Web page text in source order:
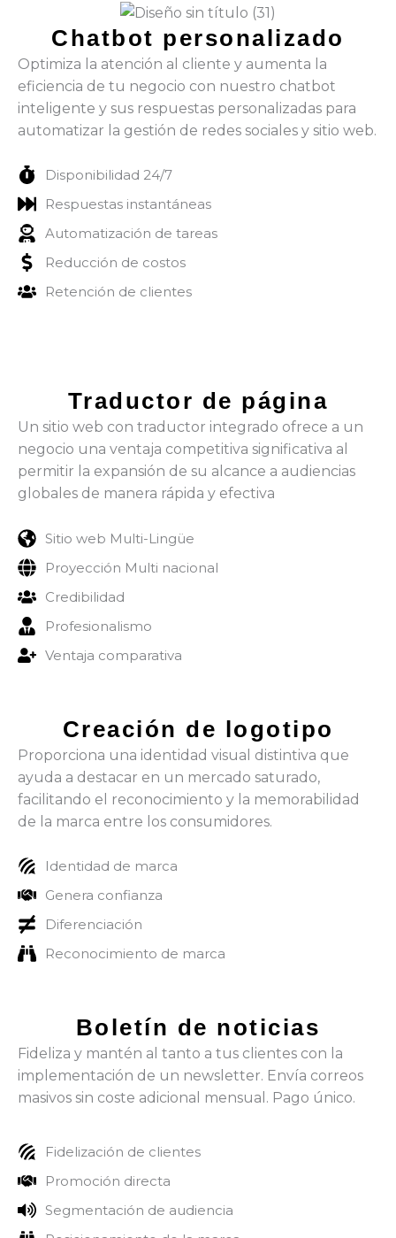
Chatbot personalizado
Optimiza la atención al cliente y aumenta la
eficiencia de tu negocio con nuestro chatbot
inteligente y sus respuestas personalizadas para
automatizar la gestión de redes sociales y sitio web.
Disponibilidad 24/7
Respuestas instantáneas
Automatización de tareas
Reducción de costos
Retención de clientes
Traductor de página
Un sitio web con traductor integrado ofrece a un
negocio una ventaja competitiva significativa al
permitir la expansión de su alcance a audiencias
globales de manera rápida y efectiva
Sitio web Multi-Lingüe
Proyección Multi nacional
Credibilidad
Profesionalismo
Ventaja comparativa
Creación de logotipo
Proporciona una identidad visual distintiva que
ayuda a destacar en un mercado saturado,
facilitando el reconocimiento y la memorabilidad
de la marca entre los consumidores.
Identidad de marca
Genera confianza
Diferenciación
Reconocimiento de marca
Boletín de noticias
Fideliza y mantén al tanto a tus clientes con la
implementación de un newsletter. Envía correos
masivos sin coste adicional mensual. Pago único.
Fidelización de clientes
Promoción directa
Segmentación de audiencia